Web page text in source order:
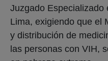
Juzgado Especializado
Lima, exigiendo que el
y distribución de
las personas con VIH,